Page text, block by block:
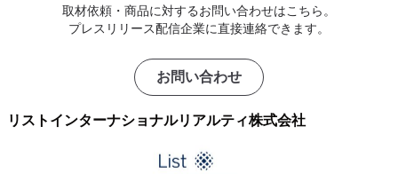
取材依頼・商品に対するお問い合わせはこちら。
プレスリリース配信企業に直接連絡できます。
お問い合わせ
リストインターナショナルリアルティ株式会社